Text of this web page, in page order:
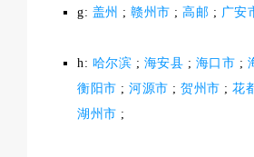
g: 盖州 ; 赣州市 ; 高邮 ; 广安
h: 哈尔滨 ; 海安县 ; 海口市 ;
衡阳市 ; 河源市 ; 贺州市 ; 花
湖州市 ;